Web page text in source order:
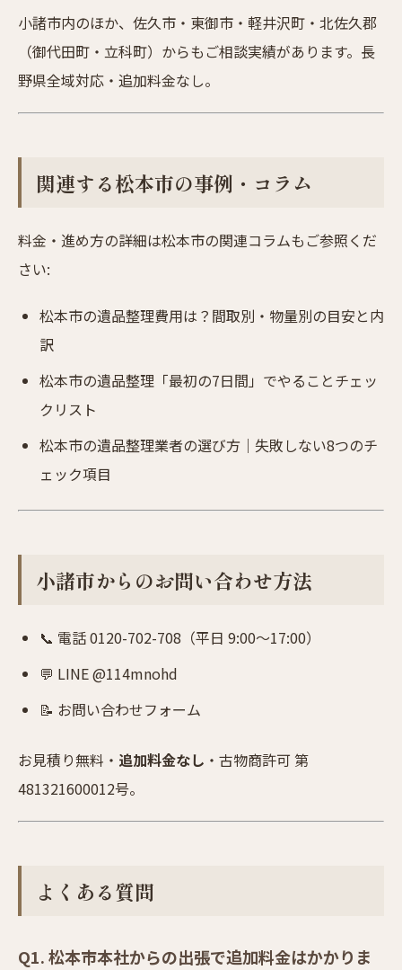
小諸市内のほか、佐久市・東御市・軽井沢町・北佐久郡
（御代田町・立科町）からもご相談実績があります。長
野県全域対応・追加料金なし。
関連する松本市の事例・コラム
料金・進め方の詳細は松本市の関連コラムもご参照くだ
さい:
松本市の遺品整理費用は？間取別・物量別の目安と内
訳
松本市の遺品整理「最初の7日間」でやることチェッ
クリスト
松本市の遺品整理業者の選び方｜失敗しない8つのチ
ェック項目
小諸市からのお問い合わせ方法
📞 電話 0120-702-708 （平日 9:00〜17:00）
💬 LINE @114mnohd
📝 お問い合わせフォーム
お見積り無料・ 追加料金なし ・古物商許可 第
481321600012号。
よくある質問
Q1. 松本市本社からの出張で追加料金はかかりま